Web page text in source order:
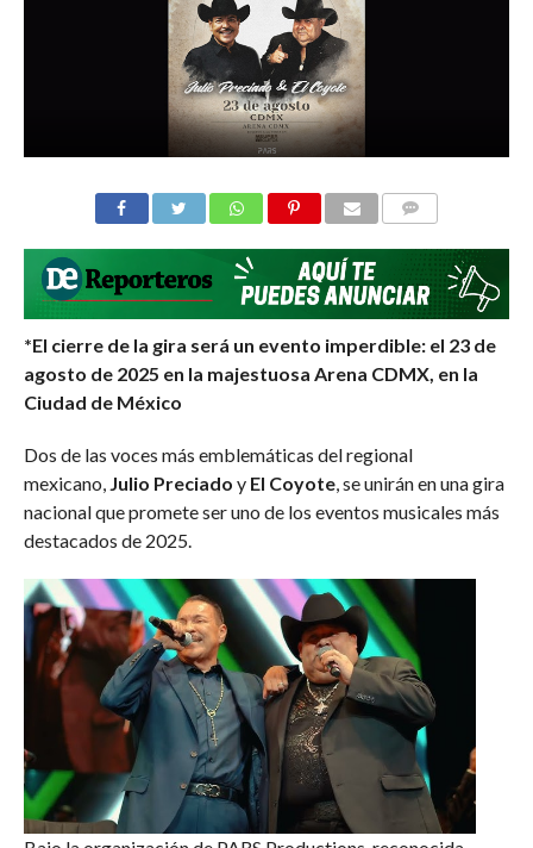
*El cierre de la gira será un evento imperdible: el 23 de
agosto de 2025 en la majestuosa Arena CDMX, en la
Ciudad de México
Dos de las voces más emblemáticas del regional
mexicano, Julio Preciado y El Coyote, se unirán en una gira
nacional que promete ser uno de los eventos musicales más
destacados de 2025.